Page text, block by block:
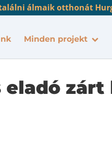
álmaik otthonát
Minden projekt
eladó